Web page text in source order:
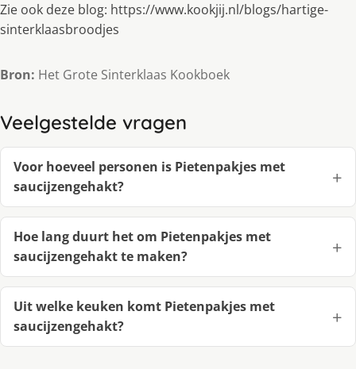
Zie ook deze blog: https://www.kookjij.nl/blogs/hartige-
sinterklaasbroodjes
Bron: Het Grote Sinterklaas Kookboek
Veelgestelde vragen
Voor hoeveel personen is Pietenpakjes met
saucijzengehakt?
Hoe lang duurt het om Pietenpakjes met
saucijzengehakt te maken?
Uit welke keuken komt Pietenpakjes met
saucijzengehakt?